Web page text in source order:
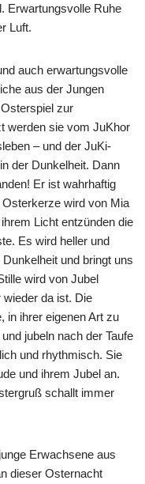
Erwartungsvolle Ruhe
Luft.
auch erwartungsvolle
aus der Jungen
zur
werden sie vom JuKhor
– und der JuKi-
der Dunkelheit. Dann
Er ist wahrhaftig
Osterkerze wird von Mia
Licht entzünden die
Es wird heller und
und bringt uns
wird von Jubel
da ist. Die
in ihrer eigenen Art zu
jubeln nach der Taufe
und rhythmisch. Sie
und ihrem Jubel an.
schallt immer
Erwachsene aus
dieser Osternacht